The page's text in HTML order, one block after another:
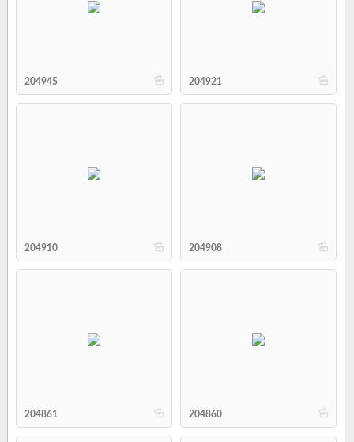
b
204945 b
204921
b
204910 b
204908
b
204861 b
204860